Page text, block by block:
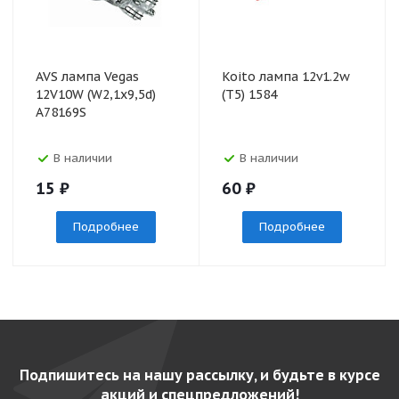
AVS лампа Vegas
12V10W (W2,1х9,5d)
A78169S
В наличии
15 ₽
Подробнее
Koito лампа 12v1.2w
(T5) 1584
В наличии
60 ₽
Подробнее
Подпишитесь на нашу рассылку, и будьте в курсе
акций и спецпредложений!